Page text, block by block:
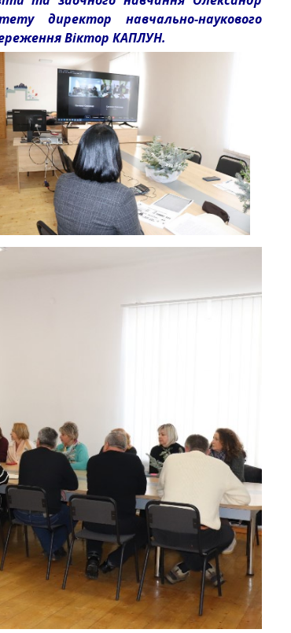
директор навчально-наукового
Віктор КАПЛУН.